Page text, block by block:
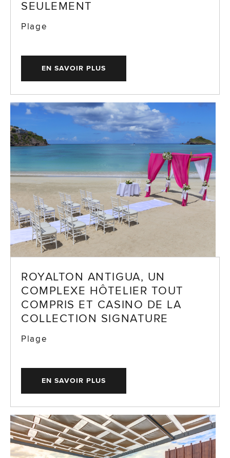
SEULEMENT
Plage
EN SAVOIR PLUS
ROYALTON ANTIGUA, UN
COMPLEXE HÔTELIER TOUT
COMPRIS ET CASINO DE LA
COLLECTION SIGNATURE
Plage
EN SAVOIR PLUS